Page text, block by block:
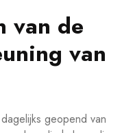
van de
van
geopend van